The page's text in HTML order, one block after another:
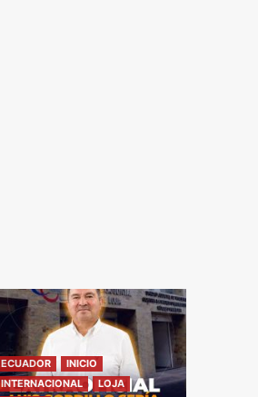
ECUADOR
INICIO
INTERNACIONAL
LOJA